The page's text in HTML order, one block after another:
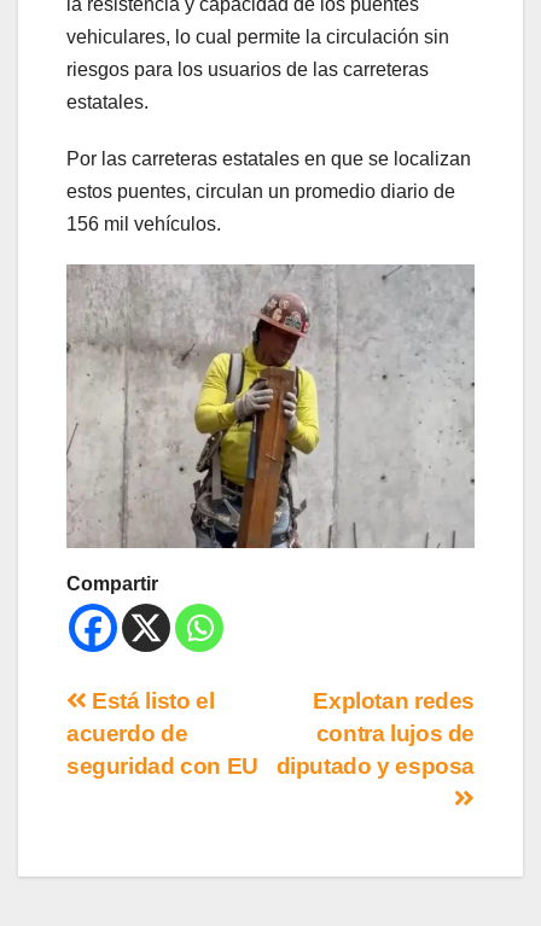
vehiculares, lo cual permite la circulación sin
riesgos para los usuarios de las carreteras
estatales.
Por las carreteras estatales en que se localizan
estos puentes, circulan un promedio diario de
156 mil vehículos.
Compartir
Explotan redes
contra lujos de
diputado y esposa
Está listo el
acuerdo de
seguridad con EU